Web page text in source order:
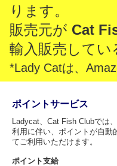
ります。
販売元が Cat
輸入販売してい
*Lady Catは、
ポイントサービス
Ladycat、Cat Fish Clubでは
利用に伴い、ポイントが自動
てご利用いただけます。
ポイント支給